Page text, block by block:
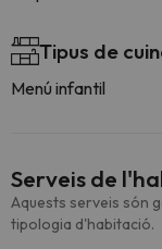
Tipus de
Menú infantil
Serveis de
Aquests serveis són
tipologia d'habitació.